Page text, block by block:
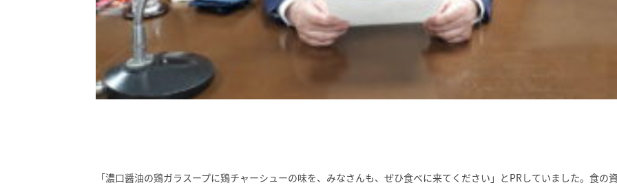
「濃口醤油の鶏ガラスープに鶏チャーシューの味を、みなさんも、ぜひ食べに来てください」とPRしていました。食の